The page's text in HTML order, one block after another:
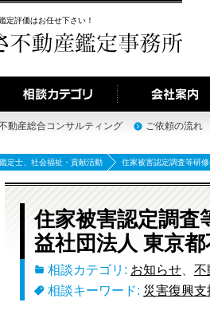
定評価はお任せ下さい！
動産総合コンサルティング ご依頼の流れ
定士 社会福祉・貢献活動 住家被害認定調査等研
住家被害認定調査
益社団法人 東京
相談カテゴリ: お知らせ
不
相談キーワード: 災害復興